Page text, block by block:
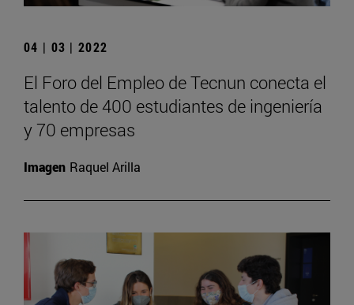
04 | 03 | 2022
El Foro del Empleo de Tecnun conecta el
talento de 400 estudiantes de ingeniería
y 70 empresas
Imagen Raquel Arilla